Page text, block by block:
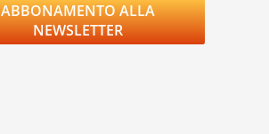
ABBONAMENTO ALLA
NEWSLETTER